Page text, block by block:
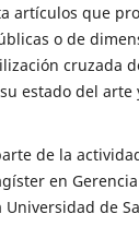
artículos que
o de
cruzada
estado del
de la
en
de